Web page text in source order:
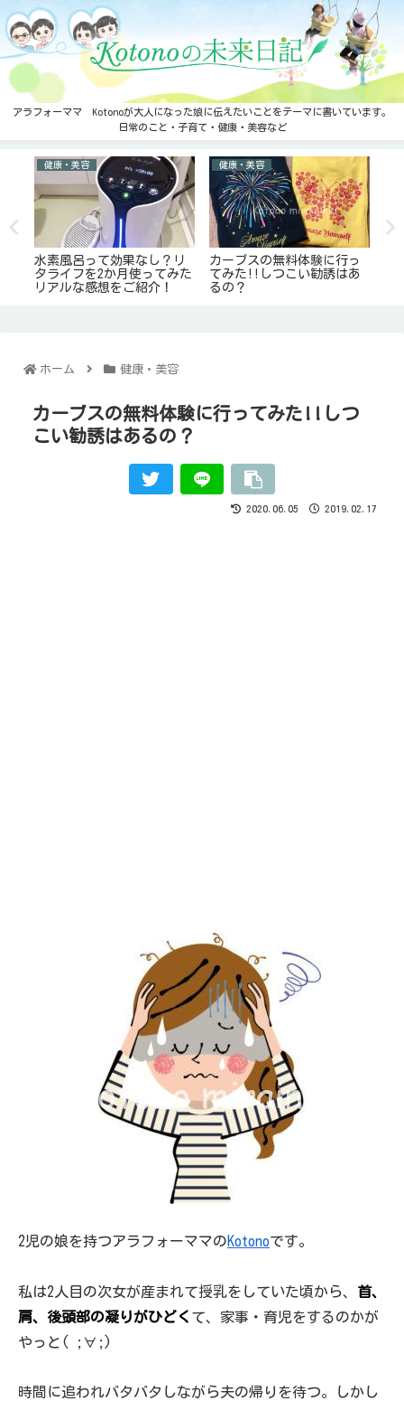
アラフォーママ Kotonoが大人になった娘に伝えたいことをテーマに書いています。
日常のこと・子育て・健康・美容など
健康・美容
水素風呂って効果なし？リ
タライフを2か月使ってみた
リアルな感想をご紹介！
健康・美容
カーブスの無料体験に行っ
てみた!!しつこい勧誘はあ
るの？
ホーム 健康・美容
カーブスの無料体験に行ってみた!!しつ
こい勧誘はあるの？
2020.06.05 2019.02.17
2児の娘を持つアラフォーママのKotonoです。
私は2人目の次女が産まれて授乳をしていた頃から、 首、
肩、後頭部の凝りがひどく て、家事・育児をするのかが
やっと( ;∀;)
時間に追われバタバタしながら夫の帰りを待つ。しかし